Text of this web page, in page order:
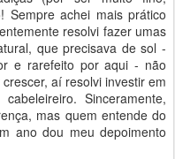
Sempre achei mais prático
resolvi fazer umas
que precisava de sol -
e rarefeito por aqui - não
aí resolvi investir em
Sinceramente,
mas quem entende do
ano dou meu depoimento